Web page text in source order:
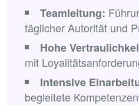
Teamleitung:
täglicher Autorität und
Hohe
mit
Intensive
begleitete